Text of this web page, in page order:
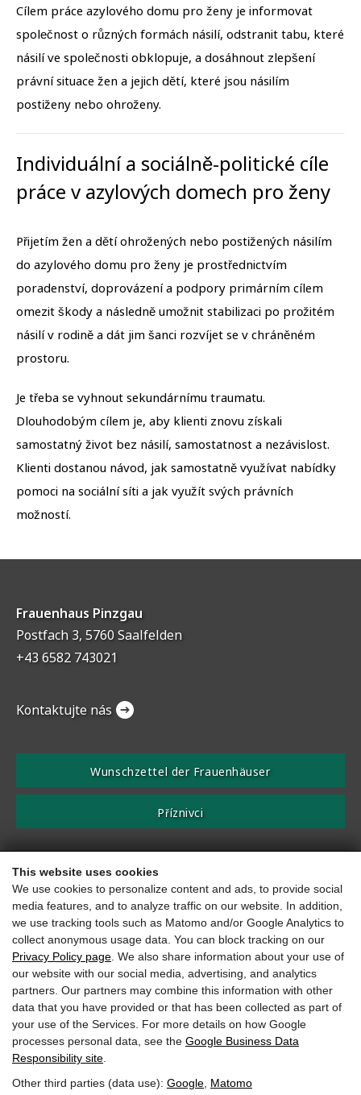
This website uses cookies
We use cookies to personalize content and ads, to provide social
media features, and to analyze traffic on our website. In addition,
we use tracking tools such as Matomo and/or Google Analytics to
collect anonymous usage data. You can block tracking on our
Privacy Policy page . We also share information about your use of
our website with our social media, advertising, and analytics
partners. Our partners may combine this information with other
data that you have provided or that has been collected as part of
your use of the Services. For more details on how Google
processes personal data, see the Google Business Data
Responsibility site
Other third parties (data use): Google Matomo
Cílem práce azylového domu pro ženy je informovat
společnost o různých formách násilí, odstranit tabu, které
násilí ve společnosti obklopuje, a dosáhnout zlepšení
právní situace žen a jejich dětí, které jsou násilím
postiženy nebo ohroženy.
Individuální a sociálně-politické cíle
práce v azylových domech pro ženy
Přijetím žen a dětí ohrožených nebo postižených násilím
do azylového domu pro ženy je prostřednictvím
poradenství, doprovázení a podpory primárním cílem
omezit škody a následně umožnit stabilizaci po prožitém
násilí v rodině a dát jim šanci rozvíjet se v chráněném
prostoru.
Je třeba se vyhnout sekundárnímu traumatu.
Dlouhodobým cílem je, aby klienti znovu získali
samostatný život bez násilí, samostatnost a nezávislost.
Klienti dostanou návod, jak samostatně využívat nabídky
pomoci na sociální síti a jak využít svých právních
možností.
Váš dar je daňově uznatelný!
dle oznámení příjemce daru č. SO 2506
IBAN AT08 2040 4016 0016 6330
Otisk Ochrana údajů Přístupnost
Frauenhaus Pinzgau
Postfach 3, 5760 Saalfelden
+43 6582 743021
Kontaktujte nás
Wunschzettel der Frauenhäuser
Příznivci
Website by